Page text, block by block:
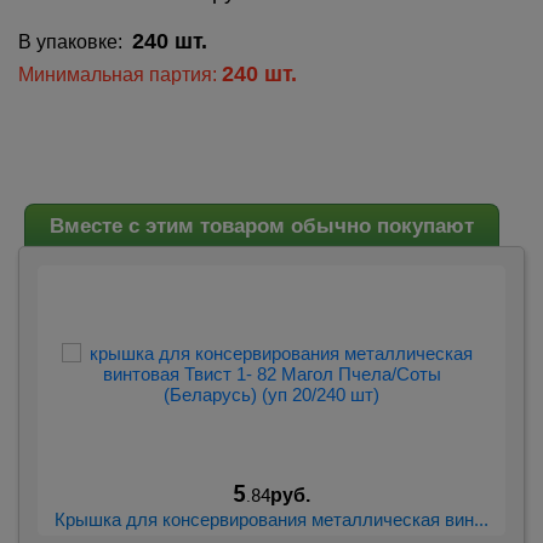
В упаковке: 240 шт.
Минимальная партия: 240 шт.
Вместе с этим товаром обычно покупают
5 .84руб.
Крышка для консервирования металлическая вин...